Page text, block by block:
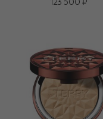
123 500 ₽